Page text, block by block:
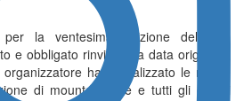
la ventesima edizione dell’
e obbligato rinvio della data originaria
ha ufficializzato le nuove
di mountain bike e tutti gli eventi